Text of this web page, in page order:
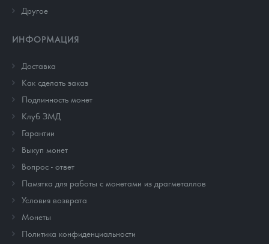
Другое
ИНФОРМАЦИЯ
Доставка
Как сделать заказ
Подлинность монет
Клуб ЗМД
Гарантии
Выкуп монет
Вопрос - ответ
Памятка для работы с монетами из драгметаллов
Условия возврата
Монеты
Политика конфиденциальности